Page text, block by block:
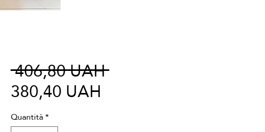
406,80 UAH Prezzo
380,40 UAH
Quantità*